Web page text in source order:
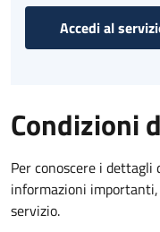
Accedi al
Condizioni
Per conoscere i
informazioni
servizio.